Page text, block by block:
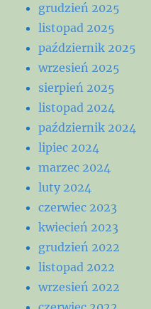
grudzień 2025
listopad 2025
październik 2025
wrzesień 2025
sierpień 2025
listopad 2024
październik 2024
lipiec 2024
marzec 2024
luty 2024
czerwiec 2023
kwiecień 2023
grudzień 2022
listopad 2022
wrzesień 2022